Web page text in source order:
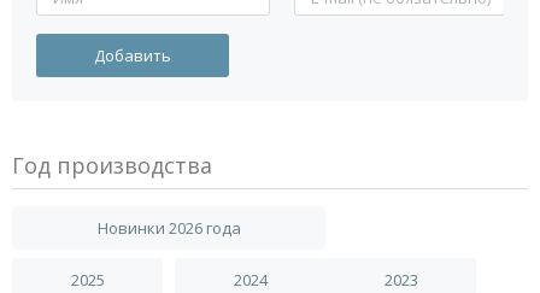
Год производства
Новинки 2026 года
2025 2024 2023